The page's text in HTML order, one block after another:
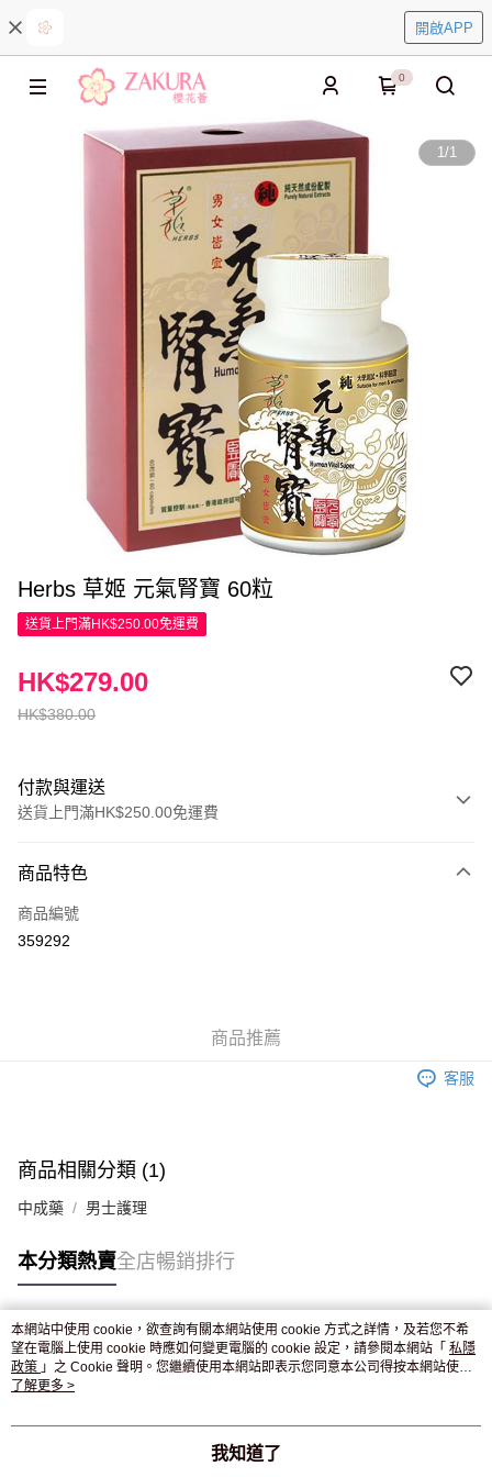
開啟APP
0
1/1
Herbs 草姬 元氣腎寶 60粒
送貨上門滿HK$250.00免運費
HK$380.00
HK$279.00
付款與運送
送貨上門滿HK$250.00免運費
信用卡
Apple Pay
付款後門市自取，訂單確認後2-4個工作天到店，7天內取。逾期後
商品特色
商品編號
359292
商品推薦
客服
商品相關分類 (1)
中成藥 男士護理
本分類熱賣全店暢銷排行
熱門標籤
熱銷排行
本網站中使用 cookie，欲查詢有關本網站使用 cookie 方式之詳情，及若您不希
望在電腦上使用 cookie 時應如何變更電腦的 cookie 設定，請參閱本網站「 私隱
政策 」之 Cookie 聲明。您繼續使用本網站即表示您同意本公司得按本網站使用
條款之 Cookie 聲明使用 cookie。
了解更多 >
我知道了